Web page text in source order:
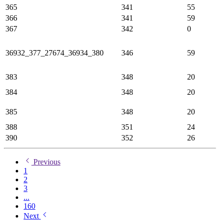
365
341
55
366
341
59
367
342 0
36932_377_27674_36934_380 346 59
383 348
20
384
348 20
385 348
20
388
351
24
390
352 26
Previous
1
2
3
...
160
Next